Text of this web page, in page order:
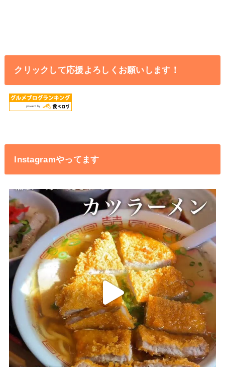
クリックして応援よろしくお願いします！
Instagramやってます